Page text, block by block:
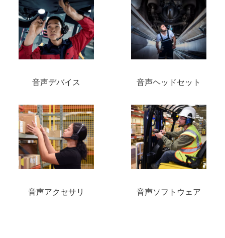
音声デバイス 音声ヘッドセット
音声アクセサリ 音声ソフトウェア